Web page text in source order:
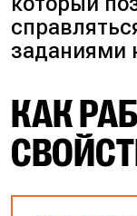
заданиями
КАК